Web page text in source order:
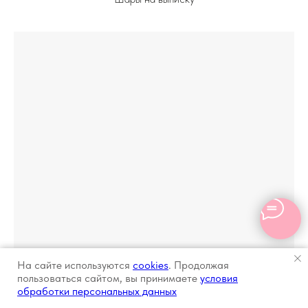
Главная Розы Букеты
На сайте используются cookies. Продолжая
пользоваться сайтом, вы принимаете условия
обработки персональных данных